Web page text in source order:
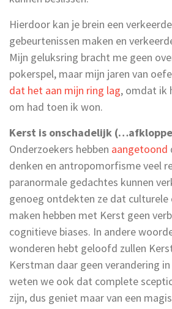
Hierdoor kan je brein een
gebeurtenissen maken en
Mijn geluksring bracht me geen
pokerspel, maar mijn jaren van
dat het aan mijn ring lag, omdat ik
om had toen ik won.
Kerst is onschadelijk
Onderzoekers hebben aangetoond
denken en antropomorfisme veel
paranormale gedachtes kunnen
genoeg ontdekten ze dat culturele
maken hebben met Kerst geen
cognitieve biases. In andere
wonderen hebt geloofd zullen
Kerstman daar geen verandering
weten we ook dat complete
zijn, dus geniet maar van een